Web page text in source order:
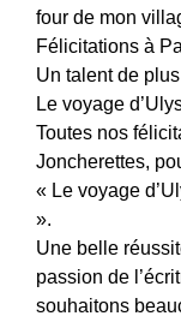
four de mon
Félicitations à
Un talent de
Le voyage
Toutes nos
Joncherettes,
« Le voyage
».
Une belle
passion de
souhaitons